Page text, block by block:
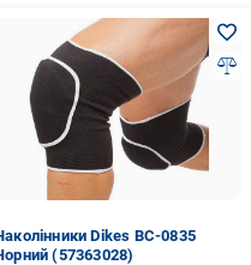
Dikes BC-0835
(57363028)